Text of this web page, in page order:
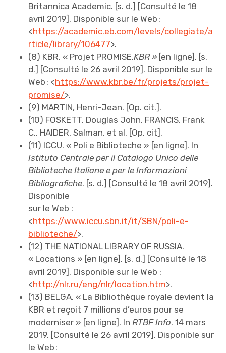
Britannica Academic. [s. d.] [Consulté le 18
avril 2019]. Disponible sur le Web :
<https://academic.eb.com/levels/collegiate/a
rticle/library/106477>.
(8) KBR. « Projet PROMISE.KBR » [en ligne]. [s.
d.] [Consulté le 26 avril 2019]. Disponible sur le
Web : <https://www.kbr.be/fr/projets/projet-
promise/>.
(9) MARTIN, Henri-Jean. [Op. cit.].
(10) FOSKETT, Douglas John, FRANCIS, Frank
C., HAIDER, Salman, et al. [Op. cit].
(11) ICCU. « Poli e Biblioteche » [en ligne]. ln
Istituto Centrale per il Catalogo Unico delle
Biblioteche Italiane e per le Informazioni
Bibliografiche. [s. d.] [Consulté le 18 avril 2019].
Disponible
sur le Web :
<https://www.iccu.sbn.it/it/SBN/poli-e-
biblioteche/>.
(12) THE NATIONAL LIBRARY OF RUSSIA.
« Locations » [en ligne]. [s. d.] [Consulté le 18
avril 2019]. Disponible sur le Web :
<http://nlr.ru/eng/nlr/location.htm>.
(13) BELGA. « La Bibliothèque royale devient la
KBR et reçoit 7 millions d’euros pour se
moderniser » [en ligne]. ln RTBF Info. 14 mars
2019. [Consulté le 26 avril 2019]. Disponible sur
le Web :